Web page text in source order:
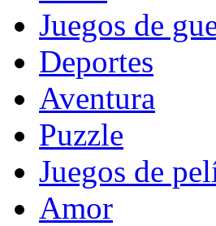
Juegos de
Deportes
Aventura
Puzzle
Juegos de
Amor